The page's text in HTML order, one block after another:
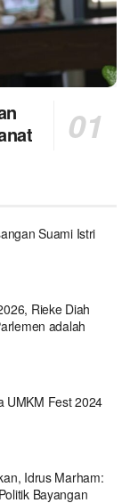
Suami Istri
Rieke Diah
adalah
UMKM Fest 2024
Idrus Marham:
Bayangan